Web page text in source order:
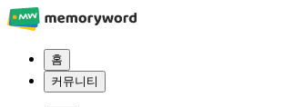
홈
커뮤니티